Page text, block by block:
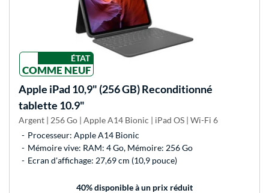
ÉTAT
COMME NEUF
Apple iPad 10,9" (256 GB) Reconditionné
tablette 10.9"
Argent | 256 Go | Apple A14 Bionic | iPad OS | Wi-Fi 6
Processeur: Apple A14 Bionic
Mémoire vive: RAM: 4 Go, Mémoire: 256 Go
Ecran d'affichage: 27,69 cm (10,9 pouce)
40% disponible à un prix réduit